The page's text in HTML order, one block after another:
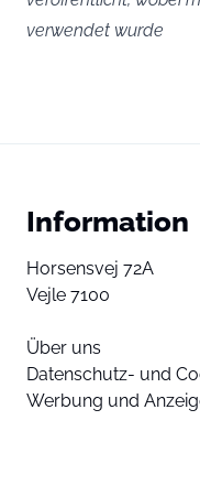
verwendet wurde
Information
Horsensvej 72A
Vejle 7100
Über uns
Datenschutz- und
Werbung und